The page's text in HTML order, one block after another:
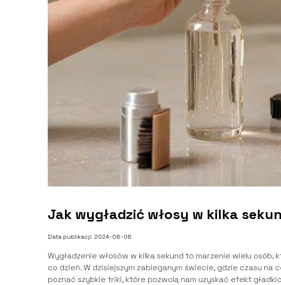
Jak wygładzić włosy w kilka
Data publikacji: 2024-08-06
Wygładzenie włosów w kilka sekund to marzenie wielu
co dzień. W dzisiejszym zabieganym świecie, gdzie czasu
poznać szybkie triki, które pozwolą nam uzyskać efekt